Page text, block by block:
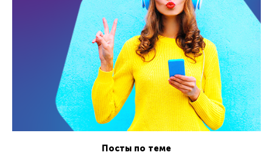
Посты по теме